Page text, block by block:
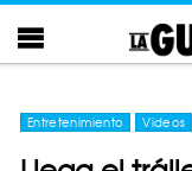
Entretenimiento Videos